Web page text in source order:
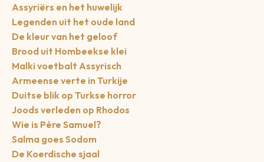
Assyriërs en het huwelijk
Legenden uit het oude land
De kleur van het geloof
Brood uit Hombeekse klei
Malki voetbalt Assyrisch
Armeense verte in Turkije
Duitse blik op Turkse horror
Joods verleden op Rhodos
Wie is Père Samuel?
Salma goes Sodom
De Koerdische sjaal